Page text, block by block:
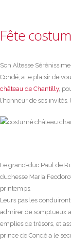
Fête
Son Altesse
Condé, a le plaisir de
château de Chantilly,
l’honneur de ses
Le grand-duc Paul de
duchesse Maria
printemps.
Leurs pas les
admirer de somptueux
emplies de trésors, et
prince de Condé a le